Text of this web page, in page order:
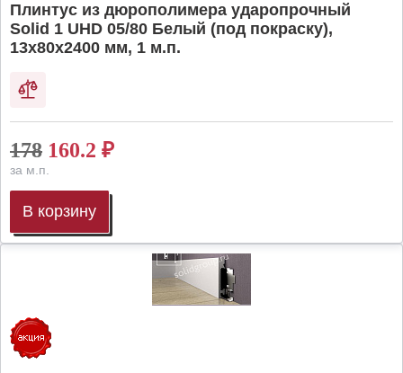
Плинтус из дюрополимера ударопрочный
Solid 1 UHD 05/80 Белый (под покраску),
13х80х2400 мм, 1 м.п.
178 160.2 ₽
за м.п.
В корзину